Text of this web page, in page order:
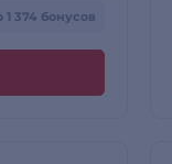
1 374 бонусов